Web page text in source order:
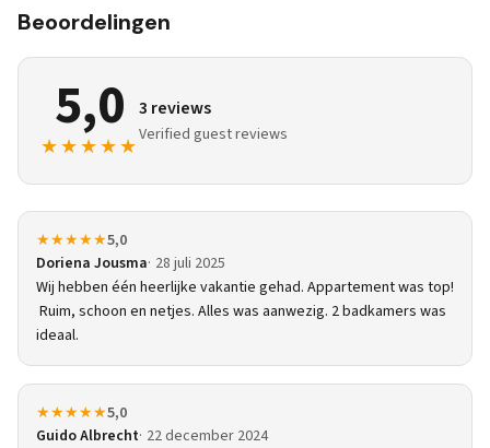
Beoordelingen
5,0
★★★★★
3 reviews
Verified guest reviews
★★★★★5,0
Doriena Jousma 28 juli 2025
Wij hebben één heerlijke vakantie gehad. Appartement was top!
Ruim, schoon en netjes. Alles was aanwezig. 2 badkamers was
ideaal.
★★★★★5,0
Guido Albrecht 22 december 2024